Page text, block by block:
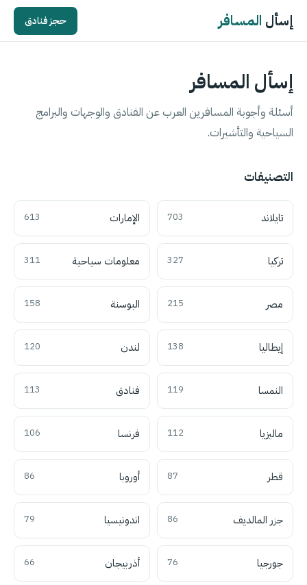
إسأل المسافر حجز فنادق
إسأل المسافر
أسئلة وأجوبة المسافرين العرب عن الفنادق والوجهات والبرامج
السياحية والتأشيرات.
التصنيفات
تايلاند 703 الإمارات 613
تركيا 327 معلومات سياحية 311
مصر 215 البوسنة 158
إيطاليا 138 لندن 120
النمسا 119 فنادق 113
ماليزيا 112 فرنسا 106
قطر 87 أوروبا 86
جزر المالديف 86 اندونيسيا 79
جورجيا 76 أذربيجان 66